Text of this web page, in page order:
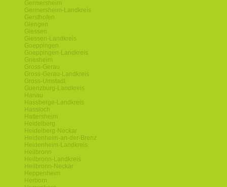
Germersheim
Germersheim-Landkreis
Gersthofen
Giengen
Giessen
Giessen-Landkreis
Goeppingen
Goeppingen-Landkreis
Griesheim
Gross-Gerau
Gross-Gerau-Landkreis
Gross-Umstadt
Guenzburg-Landkreis
Hanau
Hassberge-Landkreis
Hassloch
Hattersheim
Heidelberg
Heidelberg-Neckar
Heidenheim-an-der-Brenz
Heidenheim-Landkreis
Heilbronn
Heilbronn-Landkreis
Heilbronn-Neckar
Heppenheim
Herborn